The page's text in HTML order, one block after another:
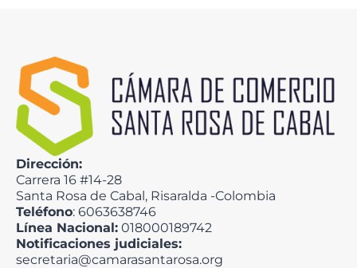
Dirección:
Carrera 16 #14-28
Santa Rosa de Cabal, Risaralda -Colombia
Teléfono: 6063638746
Línea Nacional: 018000189742
Notificaciones judiciales:
secretaria@camarasantarosa.org